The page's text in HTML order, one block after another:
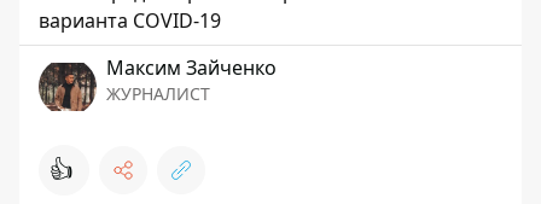
варианта COVID-19
Максим Зайченко
ЖУРНАЛИСТ
👍